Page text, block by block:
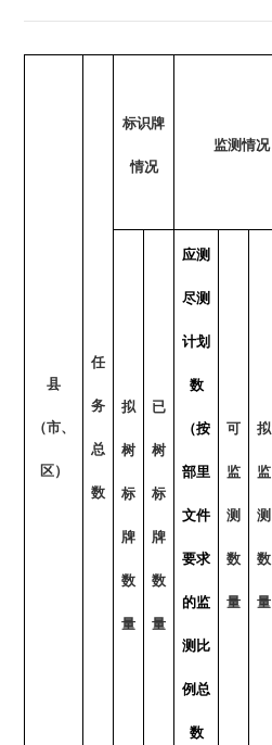
县
（市、
区）
任
务
总
数
标识牌
情况
监测情况
拟
树
标
牌
数
量
已
树
标
牌
数
量
应测
尽测
计划
数
（按
部里
文件
要求
的监
测比
例总
数
可
监
测
数
量
拟
监
测
数
量